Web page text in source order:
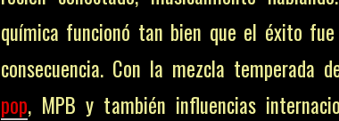
química funcionó tan bien que el éxito
consecuencia. Con la mezcla temperada
pop, MPB y también influencias